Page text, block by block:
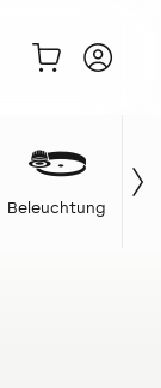
Beleuchtung